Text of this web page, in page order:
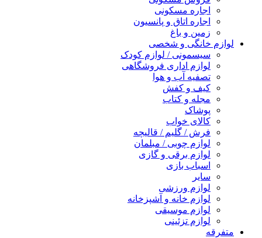
اجاره مسکونی
اجاره اتاق و پانسیون
زمین و باغ
لوازم خانگی و شخصی
سیسمونی / لوازم کودک
لوازم اداری فروشگاهی
تصفیه آب و هوا
کیف و کفش
مجله و کتاب
پوشاک
کالای خواب
فرش / گلیم / قالیچه
لوازم چوبی / مبلمان
لوازم برقی و گازی
اسباب بازی
سایر
لوازم ورزشی
لوازم خانه و آشپزخانه
لوازم موسیقی
لوازم تزئینی
متفرقه